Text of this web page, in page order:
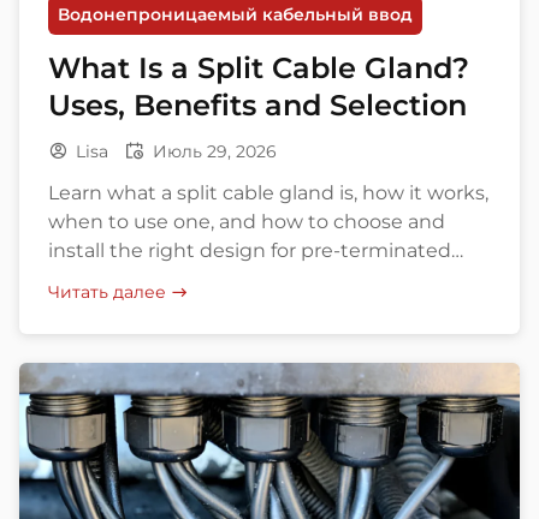
Водонепроницаемый кабельный ввод
What Is a Split Cable Gland?
Uses, Benefits and Selection
Lisa Июль 29, 2026
Learn what a split cable gland is, how it works,
when to use one, and how to choose and
install the right design for pre-terminated
Читать далее